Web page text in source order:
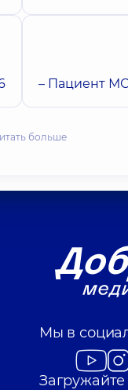
– Пациент
больше
Мы в